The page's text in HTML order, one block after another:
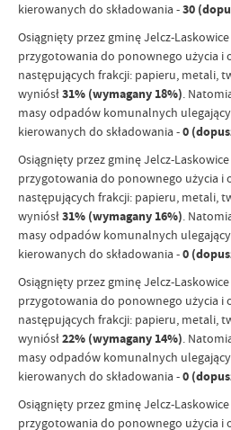
kierowanych do składowania -30
Osiągnięty przez gminę Jelcz-Laskowice
przygotowania do ponownego użycia
następujących frakcji: papieru, metali,
wyniósł31% (wymagany 18%).
masy odpadów komunalnych
kierowanych do składowania -0
Osiągnięty przez gminę Jelcz-Laskowice
przygotowania do ponownego użycia
następujących frakcji: papieru, metali,
wyniósł31% (wymagany 16%).
masy odpadów komunalnych
kierowanych do składowania -0
Osiągnięty przez gminę Jelcz-Laskowice
przygotowania do ponownego użycia
następujących frakcji: papieru, metali,
wyniósł22% (wymagany 14%).
masy odpadów komunalnych
kierowanych do składowania -0
Osiągnięty przez gminę Jelcz-Laskowice
przygotowania do ponownego użycia